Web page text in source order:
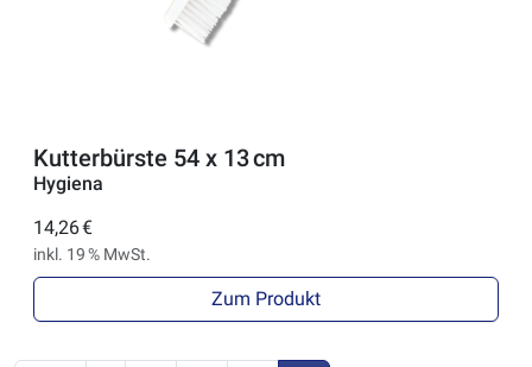
Kutterbürste 54 x 13 cm
Hygiena
14,26 €
inkl. 19 % MwSt.
Zum Produkt